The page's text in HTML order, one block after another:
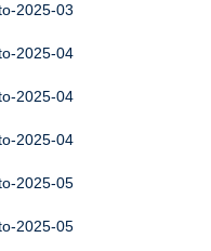
2025-03
2025-04
2025-04
2025-04
2025-05
2025-05